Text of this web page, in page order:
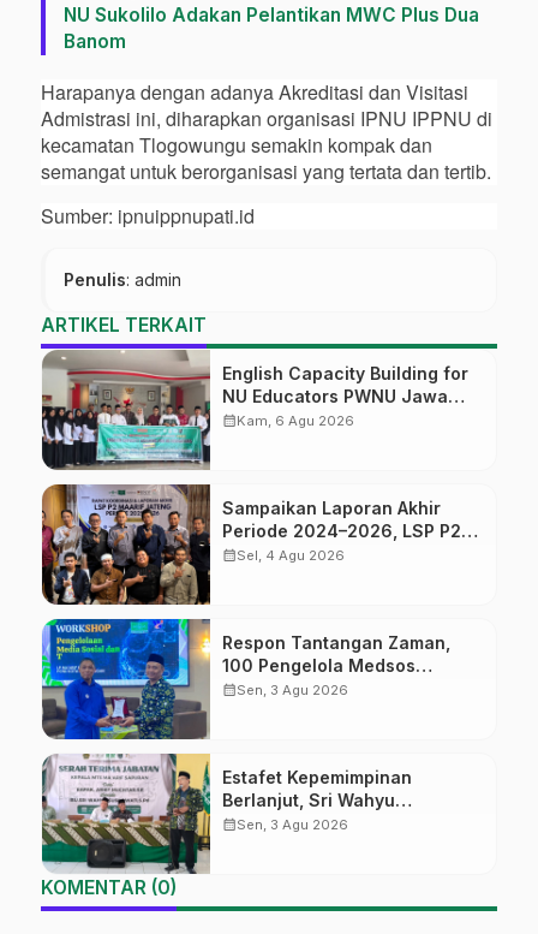
NU Sukolilo Adakan Pelantikan MWC Plus Dua
Banom
Harapanya dengan adanya Akreditasi dan Visitasi
Admistrasi ini, diharapkan organisasi IPNU IPPNU di
kecamatan Tlogowungu semakin kompak dan
semangat untuk berorganisasi yang tertata dan tertib.
Sumber: ipnuippnupati.id
Penulis: admin
ARTIKEL TERKAIT
English Capacity Building for
NU Educators PWNU Jawa
Tengah Batch#4; Membuka
calendar_monthKam, 6 Agu 2026
Sampaikan Laporan Akhir
Periode 2024–2026, LSP P2
Ma’arif NU Jateng Mantapkan
calendar_monthSel, 4 Agu 2026
Respon Tantangan Zaman,
100 Pengelola Medsos
Sekolah Ma’arif Pekalongan
calendar_monthSen, 3 Agu 2026
Estafet Kepemimpinan
Berlanjut, Sri Wahyu
Susilowati Resmi Pimpin MTs
calendar_monthSen, 3 Agu 2026
KOMENTAR (0)